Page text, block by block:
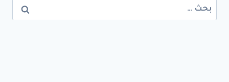
البحث
عن: